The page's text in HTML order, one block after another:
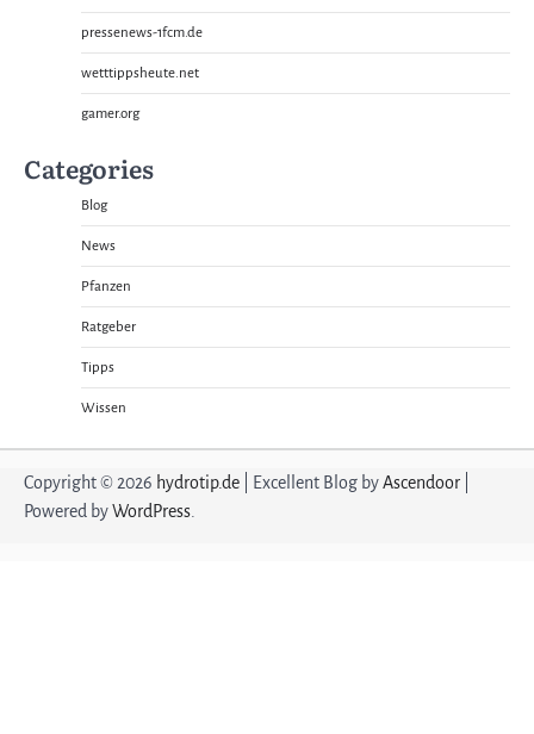
pressenews-1fcm.de
wetttippsheute.net
gamer.org
Categories
Blog
News
Pfanzen
Ratgeber
Tipps
Wissen
Copyright © 2026 hydrotip.de | Excellent Blog byAscendoor
Powered byWordPress